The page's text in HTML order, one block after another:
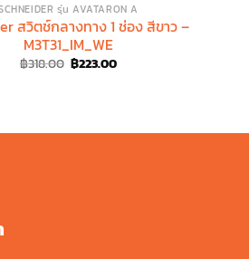
รุ่น AVATARON A
สวิตช์กลางทาง 1 ช่อง สีขาว –
M3T31_IM_WE
฿318.00 Original
price
฿223.00Current